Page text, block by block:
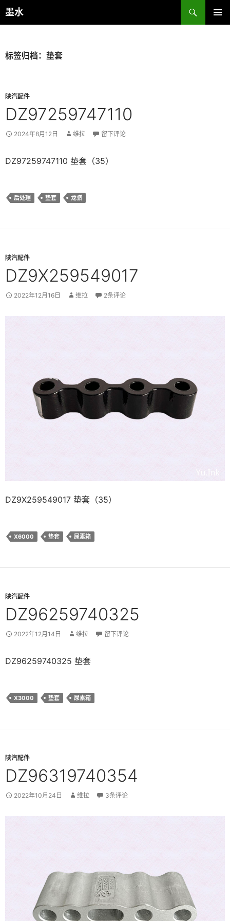
跳
至
墨水
搜
索
标签归档：垫套
陕汽配件
DZ97259747110
2024年8月12日 维拉 留下评论
DZ97259747110 垫套（35）
后处理 垫套 龙骐
陕汽配件
DZ9X259549017
2022年12月16日 维拉 2条评论
DZ9X259549017 垫套（35）
X6000 垫套 尿素箱
陕汽配件
DZ96259740325
2022年12月14日 维拉 留下评论
DZ96259740325 垫套
X3000 垫套 尿素箱
陕汽配件
DZ96319740354
2022年10月24日 维拉 3条评论